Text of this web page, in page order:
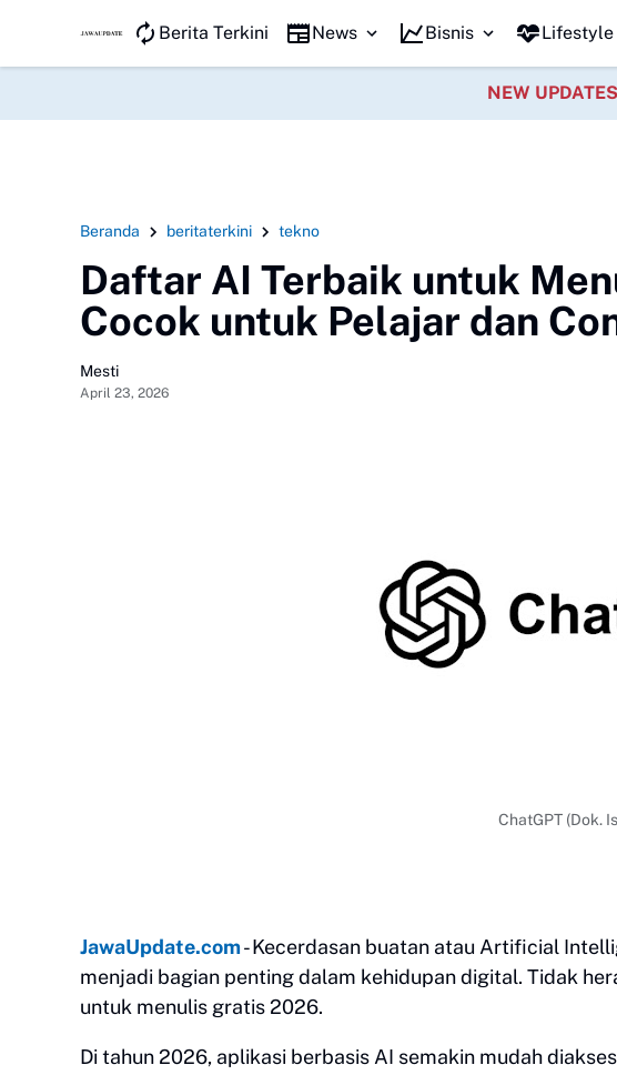
JAWA KILAT
Berita Terkini News Bisnis Lifestyle
NEW UPDATES
Beranda beritaterkini tekno
Daftar AI Terbaik untuk
Cocok untuk Pelajar dan
Mesti
April 23, 2026
ChatGPT (Dok.
JawaUpdate.com- Kecerdasan buatan atau Artificial
menjadi bagian penting dalam kehidupan digital. Tidak
untuk menulis gratis 2026.
Di tahun 2026, aplikasi berbasis AI semakin mudah